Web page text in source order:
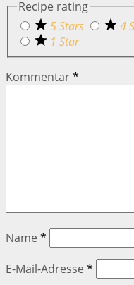
Recipe rating
5 Stars
4
1 Star
Kommentar*
Name *
E-Mail-Adresse *